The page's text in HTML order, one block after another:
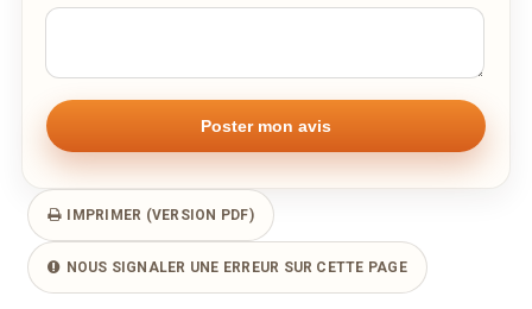
IMPRIMER (VERSION PDF)
NOUS SIGNALER UNE ERREUR SUR CETTE PAGE